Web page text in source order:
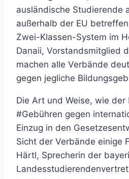
ausländische Studierende
außerhalb der EU
Zwei-Klassen-System im
Danaii, Vorstandsmitglied
machen alle Verbände
gegen jegliche
Die Art und Weise, wie der
#Gebühren gegen
Einzug in den
Sicht der Verbände einige
Härtl, Sprecherin der